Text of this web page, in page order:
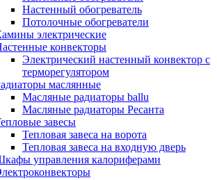
Настенный обогреватель
Потолочные обогреватели
электрические
конвекторы
Электрический настенный конвектор с
терморегулятором
маслянные
Масляные радиаторы ballu
Масляные радиаторы Ресанта
завесы
Тепловая завеса на ворота
Тепловая завеса на входную дверь
управления калориферами